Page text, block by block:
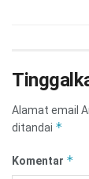
Alamat email
ditandai *
Komentar *